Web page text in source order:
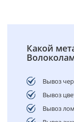
Какой
Вывоз
Вывоз
Вывоз